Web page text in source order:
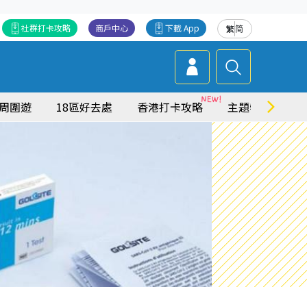
繁简
下載 App
商戶中心
社群打卡攻略
圍遊 18區好去處 香港打卡攻略 主題特集